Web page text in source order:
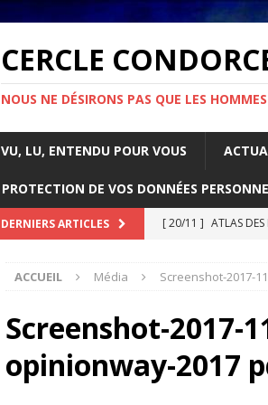
CERCLE
NOUS NE DÉSIRONS PAS QUE LES
VU, LU, ENTENDU POUR VOUS
PROTECTION DE VOS DONNÉES
DERNIERS ARTICLES [ 20/11 ] ATLAS
rapport d’Amnesty
[ 21/10 ]
PARLONS
[ 05/05 ] La guerre
ACCUEIL Média Screenshot-2017-
Screenshot-2017-
opinionway-2017